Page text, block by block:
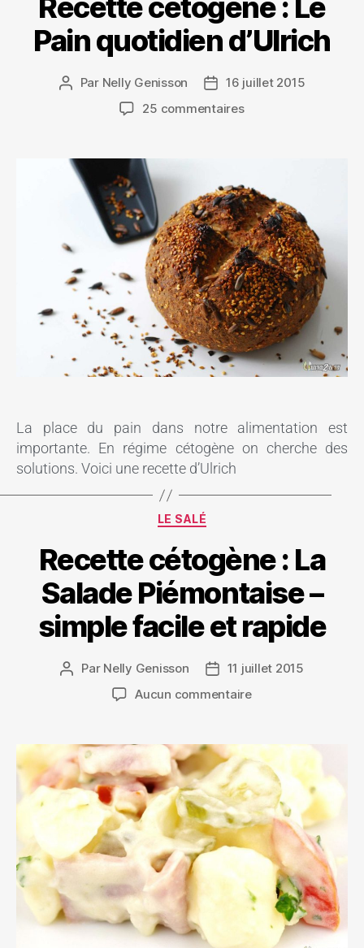
Recette cétogène : Le
Pain quotidien d’Ulrich
Par Nelly Genisson
16 juillet 2015
25 commentaires
La place du pain dans notre alimentation est
importante. En régime cétogène on cherche des
solutions. Voici une recette d’Ulrich
LE SALÉ
Recette cétogène : La
Salade Piémontaise –
simple facile et rapide
Par Nelly Genisson
11 juillet 2015
Aucun commentaire